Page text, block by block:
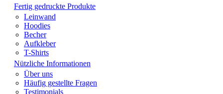
Fertig gedruckte Produkte
Leinwand
Hoodies
Becher
Aufkleber
T-Shirts
Nützliche Informationen
Über uns
Häufig gestellte Fragen
Testimonials